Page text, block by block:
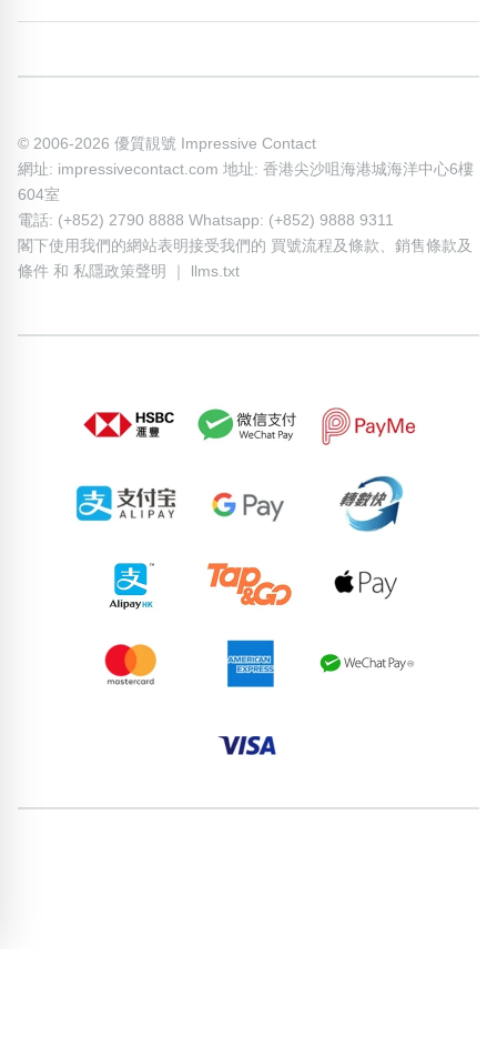
© 2006-2026 優質靚號 Impressive Contact
網址: impressivecontact.com 地址: 香港尖沙咀海港城海洋中心6樓
604室
電話: (+852) 2790 8888 Whatsapp: (+852) 9888 9311
閣下使用我們的網站表明接受我們的 買號流程及條款
銷售條款及
條件 和 私隱政策聲明 llms.txt